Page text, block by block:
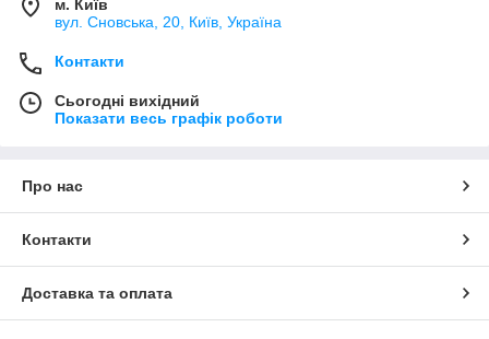
м. Київ
вул. Сновська, 20, Київ, Україна
Контакти
Сьогодні вихідний
Показати весь графік роботи
Про нас
Контакти
Доставка та оплата